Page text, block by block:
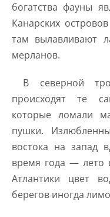
богатства фауны
Канарских
там вылавливают
мерланов.
В северной
происходят те
которые ломали
пушки.
востока на запад
время года — лето
Атлантики цвет
берегов иногда